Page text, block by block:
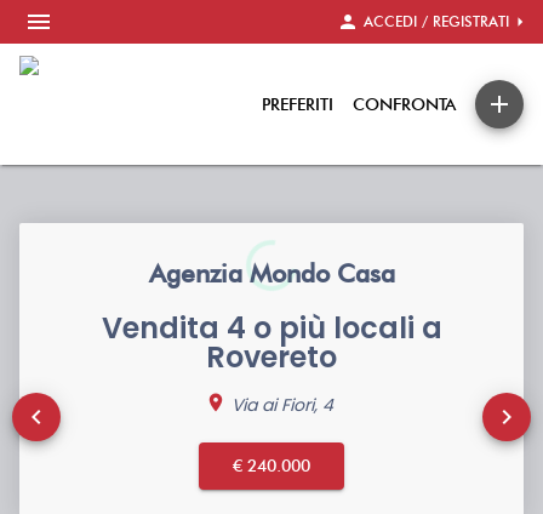
menu person ACCEDI / REGISTRATI arrow_right
PREFERITI CONFRONTA add
keyboard_arrow_left keyboard_arrow_right
Agenzia Mondo Casa
Vendita 4 o più locali a
Rovereto
location_on Via ai Fiori, 4
€ 240.000